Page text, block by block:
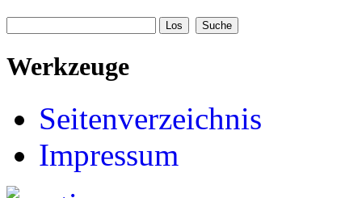
Werkzeuge
Seitenverzeichnis
Impressum